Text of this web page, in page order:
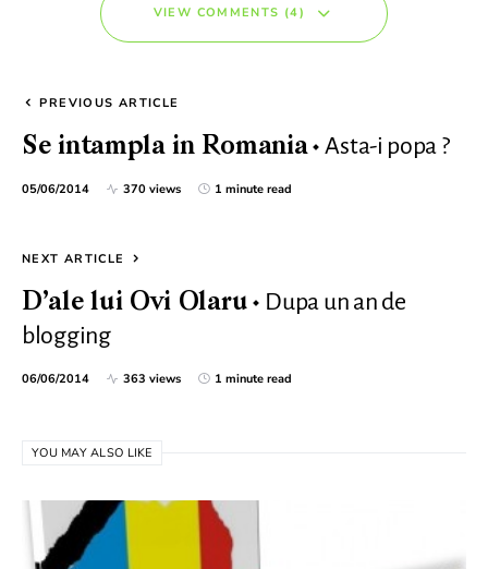
VIEW COMMENTS (4)
PREVIOUS ARTICLE
Se intampla in Romania Asta-i popa ?
05/06/2014 370 views 1 minute read
NEXT ARTICLE
D’ale lui Ovi Olaru
Dupa un an de
blogging
06/06/2014 363 views 1 minute read
YOU MAY ALSO LIKE